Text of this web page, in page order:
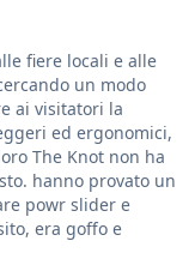
fiere locali e alle
un modo
ai visitatori la
ed ergonomici,
The Knot non ha
hanno provato un
powr slider e
era goffo e